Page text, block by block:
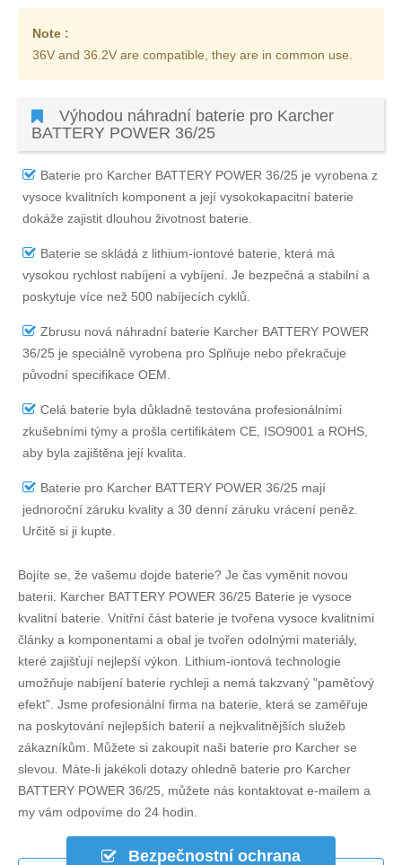
Note :
36V and 36.2V are compatible, they are in common use.
Výhodou náhradní baterie pro Karcher
BATTERY POWER 36/25
Baterie pro Karcher BATTERY POWER 36/25 je vyrobena z
vysoce kvalitních komponent a její vysokokapacitní baterie
dokáže zajistit dlouhou životnost baterie.
Baterie se skládá z lithium-iontové baterie, která má
vysokou rychlost nabíjení a vybíjení. Je bezpečná a stabilní a
poskytuje více než 500 nabíjecích cyklů.
Zbrusu nová náhradní baterie Karcher BATTERY POWER
36/25 je speciálně vyrobena pro Splňuje nebo překračuje
původní specifikace OEM.
Celá baterie byla důkladně testována profesionálními
zkušebními týmy a prošla certifikátem CE, ISO9001 a ROHS,
aby byla zajištěna její kvalita.
Baterie pro Karcher BATTERY POWER 36/25 mají
jednoroční záruku kvality a 30 denní záruku vrácení peněz.
Určitě si ji kupte.
Bojíte se, že vašemu dojde baterie? Je čas vyměnit novou
baterii. Karcher BATTERY POWER 36/25 Baterie je vysoce
kvalitní baterie. Vnitřní část baterie je tvořena vysoce kvalitními
články a komponentami a obal je tvořen odolnými materiály,
které zajišťují nejlepší výkon. Lithium-iontová technologie
umožňuje nabíjení baterie rychleji a nemá takzvaný "paměťový
efekt". Jsme profesionální firma na baterie, která se zaměřuje
na poskytování nejlepších baterií a nejkvalitnějších služeb
zákazníkům. Můžete si zakoupit naši baterie pro Karcher se
slevou. Máte-li jakékoli dotazy ohledně baterie pro Karcher
BATTERY POWER 36/25 , můžete nás kontaktovat e-mailem a
my vám odpovíme do 24 hodin.
Bezpečnostní ochrana